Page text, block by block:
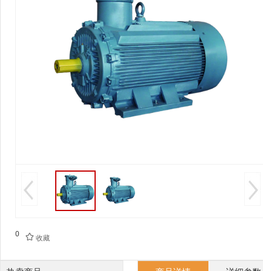
0  收藏